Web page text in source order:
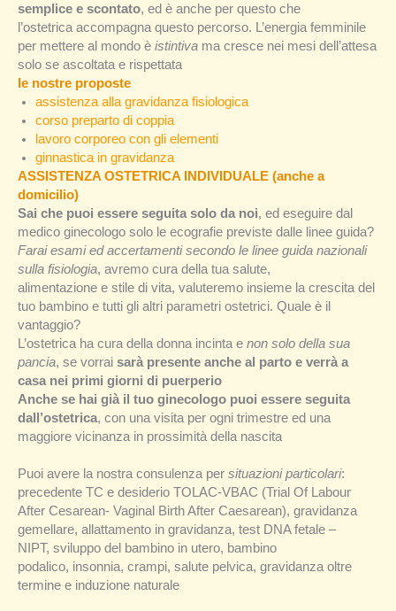
semplice e scontato, ed è anche per questo che
l’ostetrica accompagna questo percorso. L’energia femminile
per mettere al mondo è istintiva ma cresce nei mesi dell’attesa
solo se ascoltata e rispettata
le nostre proposte
assistenza alla gravidanza fisiologica
corso preparto di coppia
lavoro corporeo con gli elementi
ginnastica in gravidanza
ASSISTENZA OSTETRICA INDIVIDUALE (anche a
domicilio)
Sai che puoi essere seguita solo da noi, ed eseguire dal
medico ginecologo solo le ecografie previste dalle linee guida?
Farai esami ed accertamenti secondo le linee guida nazionali
sulla fisiologia, avremo cura della tua salute,
alimentazione e stile di vita, valuteremo insieme la crescita del
tuo bambino e tutti gli altri parametri ostetrici. Quale è il
vantaggio?
L’ostetrica ha cura della donna incinta e non solo della sua
pancia, se vorrai sarà presente anche al parto e verrà a
casa nei primi giorni di puerperio
Anche se hai già il tuo ginecologo puoi essere seguita
dall’ostetrica, con una visita per ogni trimestre ed una
maggiore vicinanza in prossimità della nascita
Puoi avere la nostra consulenza per situazioni particolari:
precedente TC e desiderio TOLAC-VBAC (Trial Of Labour
After Cesarean- Vaginal Birth After Caesarean), gravidanza
gemellare, allattamento in gravidanza, test DNA fetale –
NIPT, sviluppo del bambino in utero, bambino
podalico, insonnia, crampi, salute pelvica, gravidanza oltre
termine e induzione naturale